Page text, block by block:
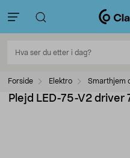
Forside Elektro Smarthjem
Plejd LED-75-V2 driver